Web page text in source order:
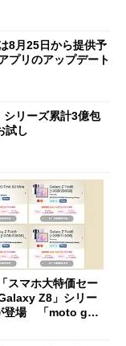
8月25日から提供予
プリのアップデート
リーズ累計3億包
試し
スマホ大特価セー
Z8」シリー
登場 「moto g37